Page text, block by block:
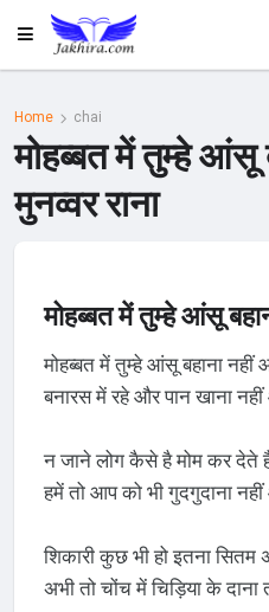
Home chai
मोहब्बत में तुम्हे आंसू
मुनव्वर राना
मोहब्बत में तुम्हे आंसू
मोहब्बत में तुम्हे आंसू बहाना नहीं
बनारस में रहे और पान खाना
न जाने लोग कैसे है मोम कर देते
हमें तो आप को भी गुदगुदाना
शिकारी कुछ भी हो इतना सितम
अभी तो चोंच में चिड़िया के